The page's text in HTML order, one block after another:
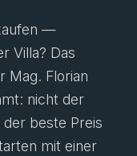
—
Villa? Das
Mag. Florian
nicht der
beste Preis
mit einer